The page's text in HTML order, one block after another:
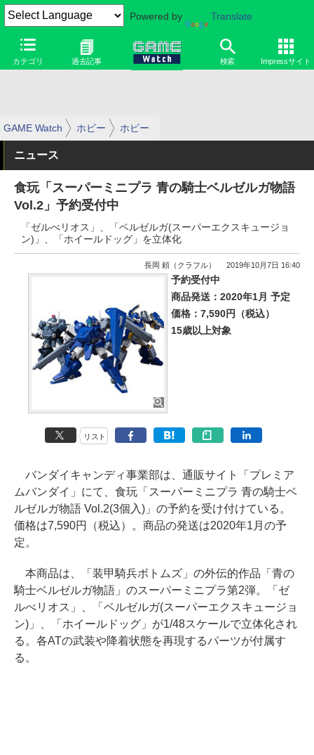
Powered by Translate
カテゴリ 過去記事 検索 Impressサイト
GAME Watch ホビー ホビー
ニュース
食玩「スーパーミニプラ 青の騎士ベルゼルガ物語
Vol.2」予約受付中
「ゼルべリオス」、「ベルゼルガ(スーパーエクスキュージョ
ン)」、「ホイールドッグ」を立体化
長岡 頼（クラフル） 2019年10月7日 16:40
予約受付中
商品発送：2020年1月 予定
価格：7,590円（税込）
15歳以上対象
リスト
バンダイキャンディ事業部は、通販サイト「プレミア
ムバンダイ」にて、食玩「スーパーミニプラ 青の騎士ベ
ルゼルガ物語 Vol.2(3個入)」の予約を受け付けている。
価格は7,590円（税込）。商品の発送は2020年1月の予
定。
本商品は、「装甲騎兵ボトムズ」の外伝的作品「青の
騎士ベルゼルガ物語」のスーパーミニプラ第2弾。「ゼ
ルべリオス」、「ベルゼルガ(スーパーエクスキュージョ
ン)」、「ホイールドッグ」が1/48スケールで立体化され
る。各ATの武装や降着状態を再現するパーツが付属す
る。